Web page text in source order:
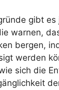
gibt es
warnen,
bergen,
werden
sich die